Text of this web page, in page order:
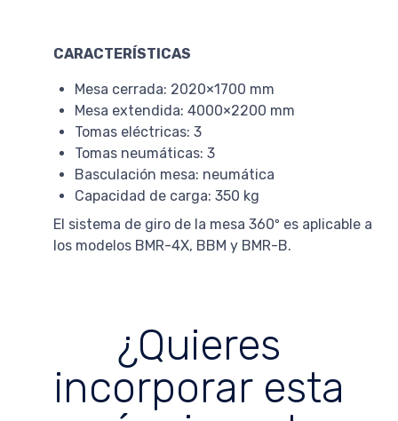
CARACTERÍSTICAS
Mesa cerrada: 2020×1700 mm
Mesa extendida: 4000×2200 mm
Tomas eléctricas: 3
Tomas neumáticas: 3
Basculación mesa: neumática
Capacidad de carga: 350 kg
El sistema de giro de la mesa 360º es aplicable a
los modelos BMR-4X, BBM y BMR-B.
¿Quieres
incorporar esta